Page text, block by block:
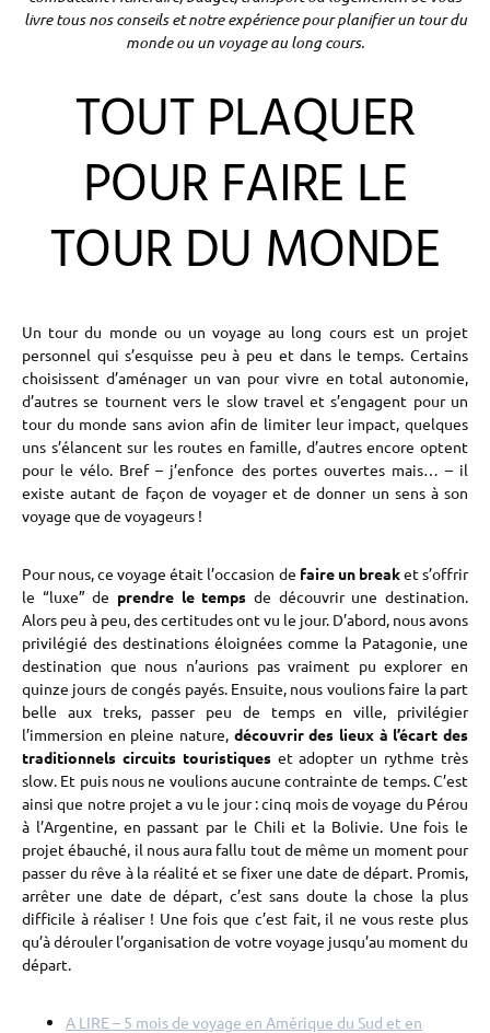
livre tous nos conseils et notre expérience pour planifier un tour du
monde ou un voyage au long cours.
TOUT PLAQUER
POUR FAIRE LE
TOUR DU MONDE
Un tour du monde ou un voyage au long cours est un projet
personnel qui s’esquisse peu à peu et dans le temps. Certains
choisissent d’aménager un van pour vivre en total autonomie,
d’autres se tournent vers le slow travel et s’engagent pour un
tour du monde sans avion afin de limiter leur impact, quelques
uns s’élancent sur les routes en famille, d’autres encore optent
pour le vélo. Bref – j’enfonce des portes ouvertes mais… – il
existe autant de façon de voyager et de donner un sens à son
voyage que de voyageurs !
Pour nous, ce voyage était l’occasion de faire un breaket s’offrir
le “luxe” de prendre le temps de découvrir une destination.
Alors peu à peu, des certitudes ont vu le jour. D’abord, nous avons
privilégié des destinations éloignées comme la Patagonie, une
destination que nous n’aurions pas vraiment pu explorer en
quinze jours de congés payés. Ensuite, nous voulions faire la part
belle aux treks, passer peu de temps en ville, privilégier
l’immersion en pleine nature, découvrir des lieux à l’écart des
traditionnels circuits touristiqueset adopter un rythme très
slow. Et puis nous ne voulions aucune contrainte de temps. C’est
ainsi que notre projet a vu le jour : cinq mois de voyage du Pérou
à l’Argentine, en passant par le Chili et la Bolivie. Une fois le
projet ébauché, il nous aura fallu tout de même un moment pour
passer du rêve à la réalité et se fixer une date de départ. Promis,
arrêter une date de départ, c’est sans doute la chose la plus
difficile à réaliser ! Une fois que c’est fait, il ne vous reste plus
qu’à dérouler l’organisation de votre voyage jusqu’au moment du
départ.
A LIRE – 5 mois de voyage en Amérique du Sud et en